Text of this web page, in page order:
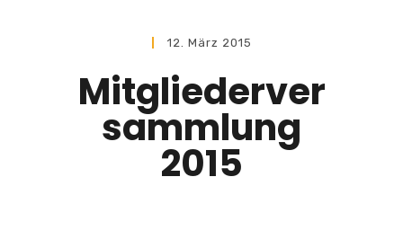
12. März 2015
Mitgliederver
sammlung
2015